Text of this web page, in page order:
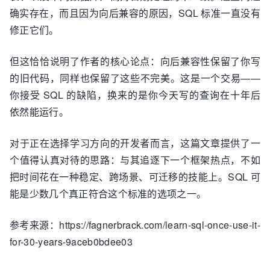
确实存在，而且因为向后兼容的原因，SQL 标准一直没有
修正它们。
但这恰恰说明了作者的核心论点：向后兼容性保留了你写
的旧代码，同样也保留了这些不完美。这是一个交易——
你接受 SQL 的缺陷，换来的是你今天写的查询在十年后
依然能运行。
对于正在选择学习方向的开发者而言，这篇文章提供了一
个值得认真对待的思路：与其追逐下一个框架热点，不如
把时间花在一种稳定、跨场景、可迁移的技能上。SQL 可
能是少数几个真正符合这个标准的选项之一。
参考来源：https://fagnerbrack.com/learn-sql-once-use-it-
for-30-years-9aceb0bdee03